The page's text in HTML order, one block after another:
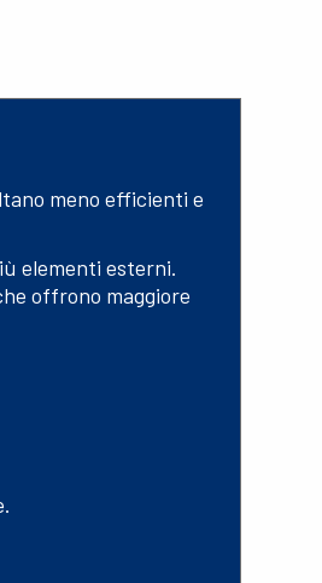
meno efficienti e
elementi esterni.
offrono maggiore